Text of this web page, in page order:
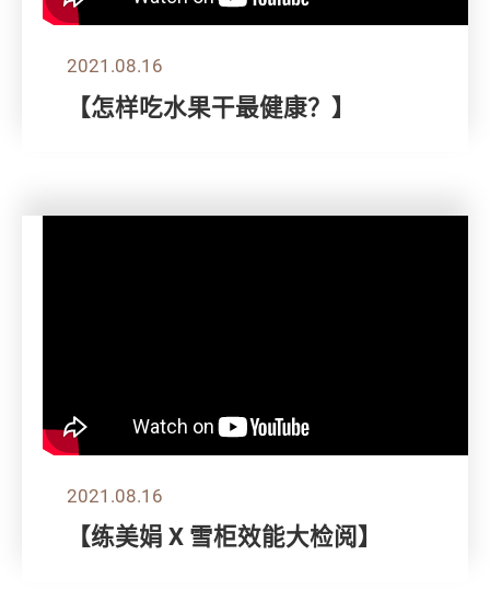
2021.08.16
【怎样吃水果干最健康？】
2021.08.16
【练美娟 X 雪柜效能大检阅】